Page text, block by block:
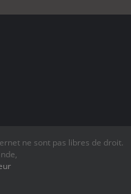
ne sont pas libres de droit.